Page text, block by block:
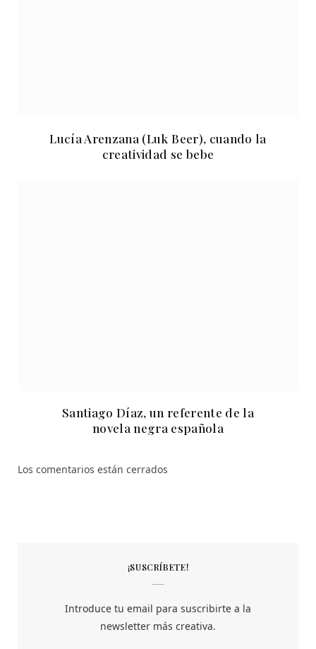
Lucía Arenzana (Luk Beer), cuando la
creatividad se bebe
Santiago Díaz, un referente de la
novela negra española
Los comentarios están cerrados
¡SUSCRÍBETE!
Introduce tu email para suscribirte a la
newsletter más creativa.